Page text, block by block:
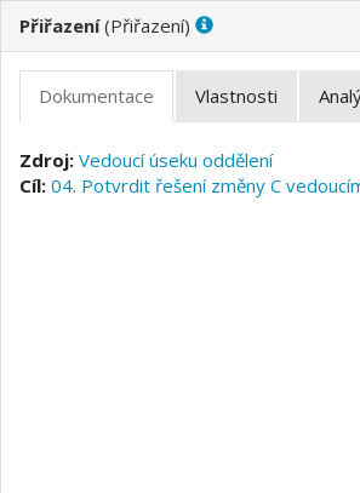
( )
Vedoucí úseku oddělení
04. Potvrdit řešení změny C